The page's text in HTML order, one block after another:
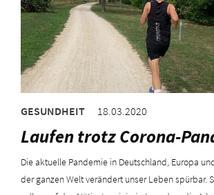
GESUNDHEIT 18.03.2020
Laufen trotz Corona-
Die aktuelle Pandemie in Deutschland, Europa
der ganzen Welt verändert unser Leben spürbar.